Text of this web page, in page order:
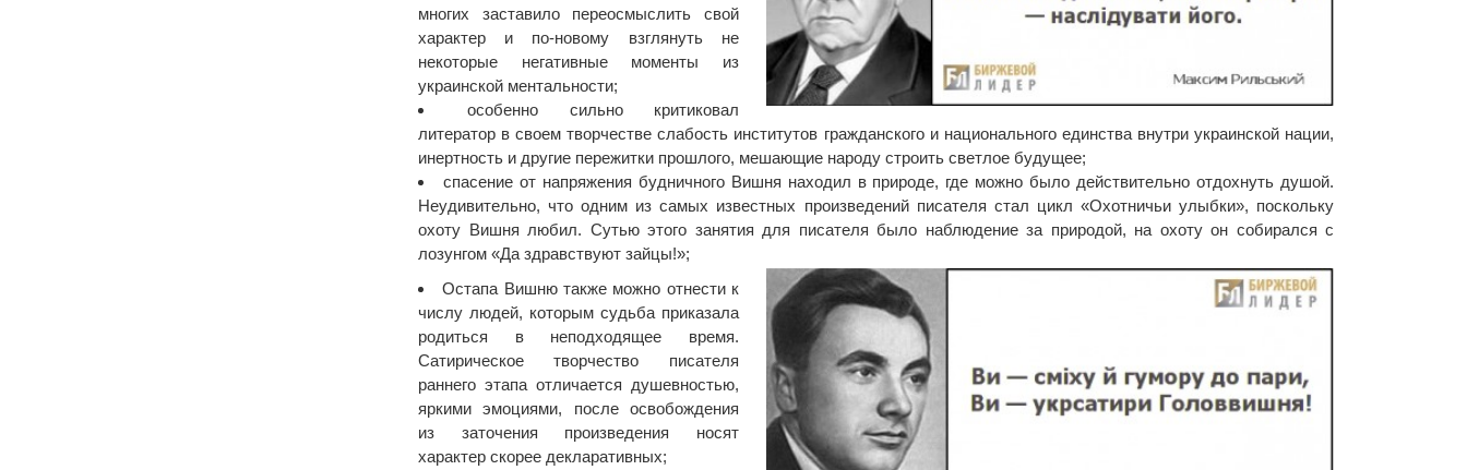
многих заставило переосмыслить свой
характер и по-новому взглянуть не
некоторые негативные моменты из
украинской ментальности;
особенно сильно критиковал
литератор в своем творчестве слабость институтов гражданского и национального единства внутри украинской нации,
инертность и другие пережитки прошлого, мешающие народу строить светлое будущее;
спасение от напряжения будничного Вишня находил в природе, где можно было действительно отдохнуть душой.
Неудивительно, что одним из самых известных произведений писателя стал цикл «Охотничьи улыбки», поскольку
охоту Вишня любил. Сутью этого занятия для писателя было наблюдение за природой, на охоту он собирался с
лозунгом «Да здравствуют зайцы!»;
Остапа Вишню также можно отнести к
числу людей, которым судьба приказала
родиться в неподходящее время.
Сатирическое творчество писателя
раннего этапа отличается душевностью,
яркими эмоциями, после освобождения
из заточения произведения носят
характер скорее декларативных;